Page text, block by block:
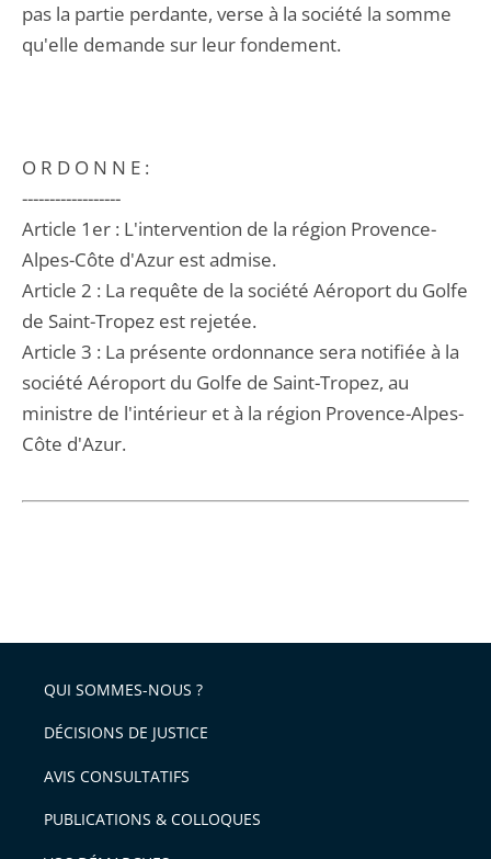
pas la partie perdante, verse à la société la somme
qu'elle demande sur leur fondement.
O R D O N N E :
------------------
Article 1er : L'intervention de la région Provence-
Alpes-Côte d'Azur est admise.
Article 2 : La requête de la société Aéroport du Golfe
de Saint-Tropez est rejetée.
Article 3 : La présente ordonnance sera notifiée à la
société Aéroport du Golfe de Saint-Tropez, au
ministre de l'intérieur et à la région Provence-Alpes-
Côte d'Azur.
QUI SOMMES-NOUS ?
DÉCISIONS DE JUSTICE
AVIS CONSULTATIFS
PUBLICATIONS & COLLOQUES